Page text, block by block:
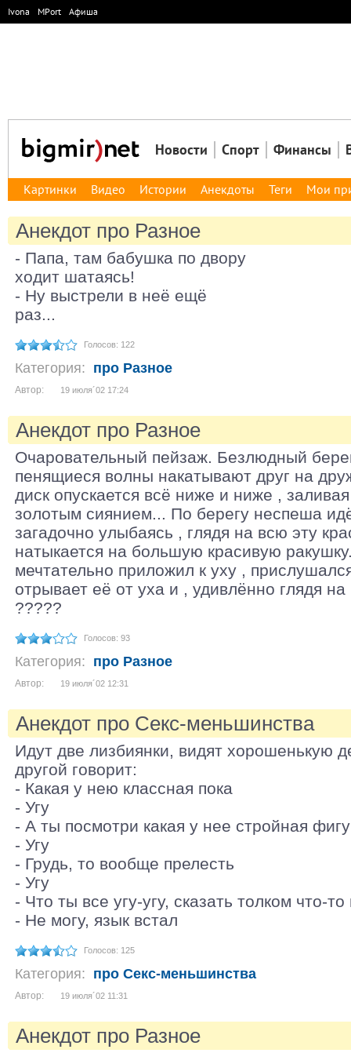
Ivona MPort Афиша
Новости Спорт Финансы
Картинки Видео Истории Анекдоты Теги Мои
Анекдот про Разное
- Папа, там бабушка по двору
ходит шатаясь!
- Ну выстрели в неё ещё
раз...
Голосов: 122
Категория: про Разное
Автор: 19 июля´02 17:24
Анекдот про Разное
Очаровательный пейзаж. Безлюдный
пенящиеся волны накатывают друг на
диск опускается всё ниже и ниже ,
золотым сиянием... По берегу неспеша
загадочно улыбаясь , глядя на всю эту
натыкается на большую красивую
мечтательно приложил к уху ,
отрывает её от уха и , удивлённо глядя
?????
Голосов: 93
Категория: про Разное
Автор: 19 июля´02 12:31
Анекдот про Секс-меньшинства
Идут две лизбиянки, видят хорошенькую
другой говорит:
- Какая у нею классная пока
- Угу
- А ты посмотри какая у нее стройная
- Угу
- Грудь, то вообще прелесть
- Угу
- Что ты все угу-угу, сказать толком что-
- Не могу, язык встал
Голосов: 125
Категория: про Секс-меньшинства
Автор: 19 июля´02 11:31
Анекдот про Разное